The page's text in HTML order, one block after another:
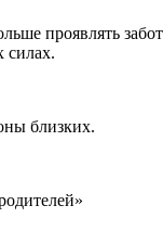
проявлять
силах.
близких.